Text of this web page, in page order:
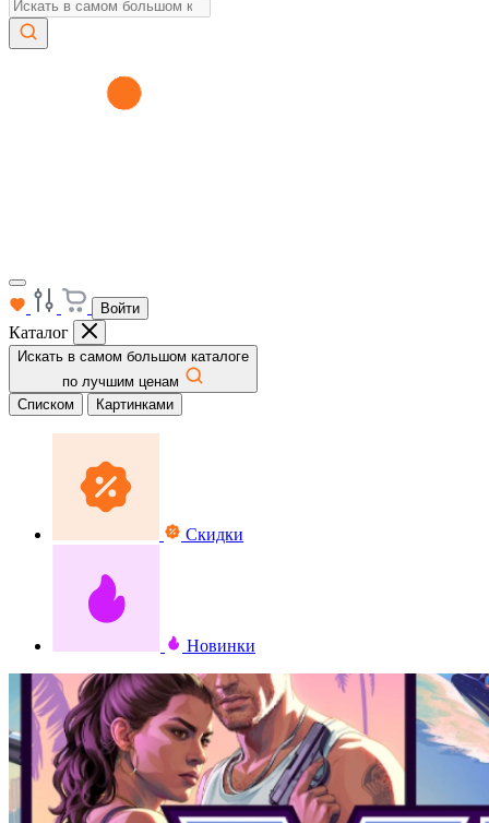
Войти
Каталог
Искать в самом большом каталоге
по лучшим ценам
Списком
Картинками
Скидки
Новинки